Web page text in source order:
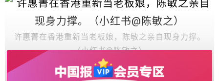
许惠菁在香港重新当老板娘，陈敏之亲自现身力撑。
（小红书@陈敏之）